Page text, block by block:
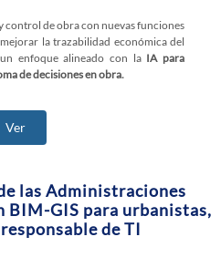
control de obra con nuevas funciones
la trazabilidad económica del
enfoque alineado con laIA para
de decisiones en obra.
Ver
las Administraciones
BIM-GIS para urbanistas,
de TI